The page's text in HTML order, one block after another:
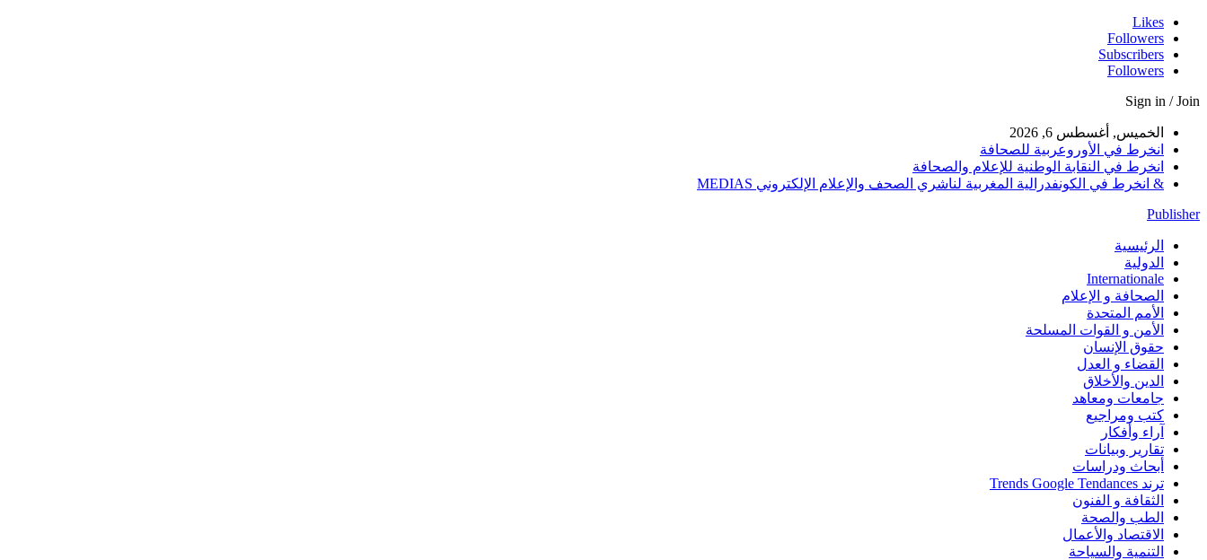
Likes
Followers
Subscribers
Followers
Sign in / Join
الخميس, أغسطس 6, 2026
انخرط في الأوروعربية للصحافة
انخرط في النقابة الوطنية للإعلام والصحافة
& انخرط في الكونفدرالية المغربية لناشري الصحف والإعلام الإلكتروني MEDIAS
Publisher
الرئيسية
الدولية
Internationale
الصحافة و الإعلام
الأمم المتحدة
الأمن و القوات المسلحة
حقوق الإنسان
القضاء و العدل
الدين والأخلاق
جامعات ومعاهد
كتب ومراجيع
آراء وأفكار
تقارير وبيانات
أبحاث ودراسات
ترند Trends Google Tendances
الثقافة و الفنون
الطب والصحة
الاقتصاد والأعمال
التنمية والسياحة